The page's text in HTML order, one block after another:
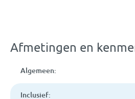
Afmetingen en
Algemeen:
Inclusief: